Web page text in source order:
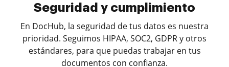
Seguridad y cumplimiento
En DocHub, la seguridad de tus datos es nuestra
prioridad. Seguimos HIPAA, SOC2, GDPR y otros
estándares, para que puedas trabajar en tus
documentos con confianza.